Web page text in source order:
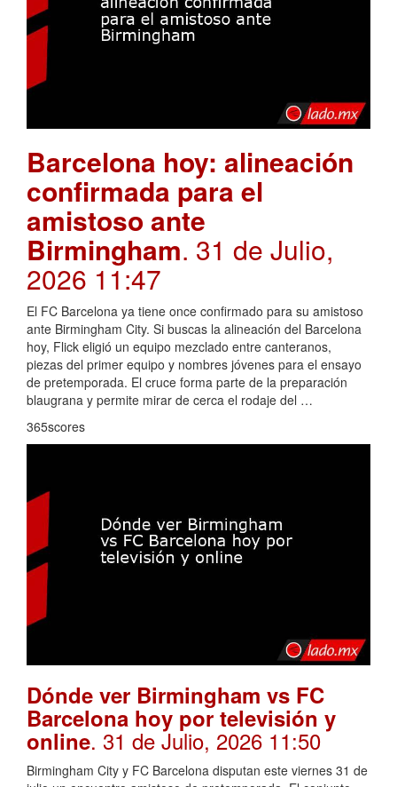
Barcelona hoy: alineación
confirmada para el
amistoso ante
Birmingham. 31 de Julio,
2026 11:47
El FC Barcelona ya tiene once confirmado para su amistoso
ante Birmingham City. Si buscas la alineación del Barcelona
hoy, Flick eligió un equipo mezclado entre canteranos,
piezas del primer equipo y nombres jóvenes para el ensayo
de pretemporada. El cruce forma parte de la preparación
blaugrana y permite mirar de cerca el rodaje del …
365scores
Dónde ver Birmingham vs FC
Barcelona hoy por televisión y
online. 31 de Julio, 2026 11:50
Birmingham City y FC Barcelona disputan este viernes 31 de